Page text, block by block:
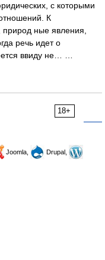
с которыми
К
ные явления,
речь идет о
ввиду не… …
18+
Joomla,
Drupal,